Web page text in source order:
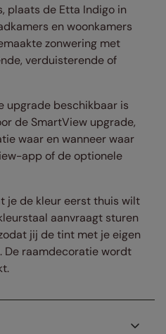
plaats de Etta Indigo in
en woonkamers
zonwering met
verduisterende of
upgrade beschikbaar is
de SmartView upgrade,
waar en wanneer waar
app of de optionele
je de kleur eerst thuis wilt
aanvraagt sturen
jij de tint met je eigen
De raamdecoratie wordt